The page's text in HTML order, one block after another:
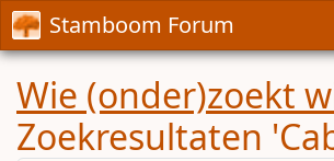
Stamboom Forum
Wie (onder)zoekt
Zoekresultaten